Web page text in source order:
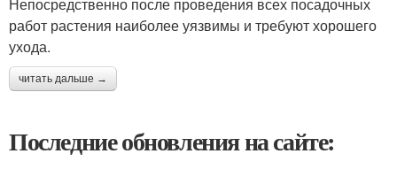
Непосредственно после проведения всех посадочных
работ растения наиболее уязвимы и требуют хорошего
ухода.
читать дальше →
Последние обновления на сайте: